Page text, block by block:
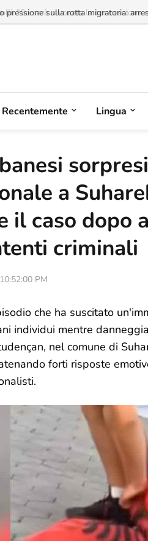
"Se sarà revocata la concessione
Recentemente Lingua
a
il caso dopo
criminali
PM
che ha suscitato
individui mentre
nel comune di
forti risposte